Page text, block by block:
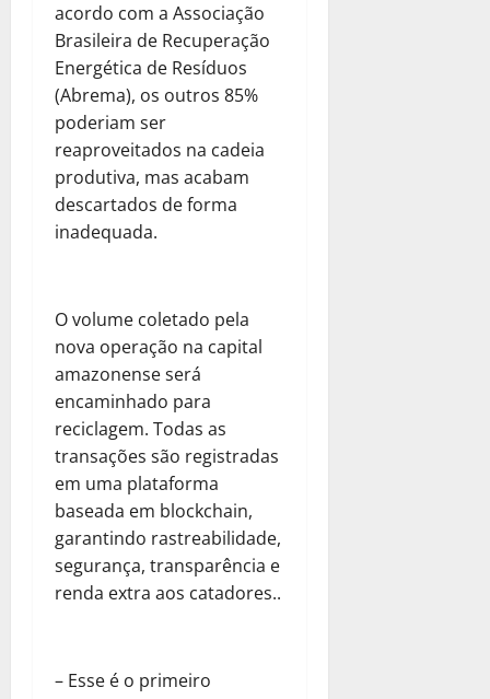
acordo com a Associação
Brasileira de Recuperação
Energética de Resíduos
(Abrema), os outros 85%
poderiam ser
reaproveitados na cadeia
produtiva, mas acabam
descartados de forma
inadequada.
O volume coletado pela
nova operação na capital
amazonense será
encaminhado para
reciclagem. Todas as
transações são registradas
em uma plataforma
baseada em blockchain,
garantindo rastreabilidade,
segurança, transparência e
renda extra aos catadores..
– Esse é o primeiro